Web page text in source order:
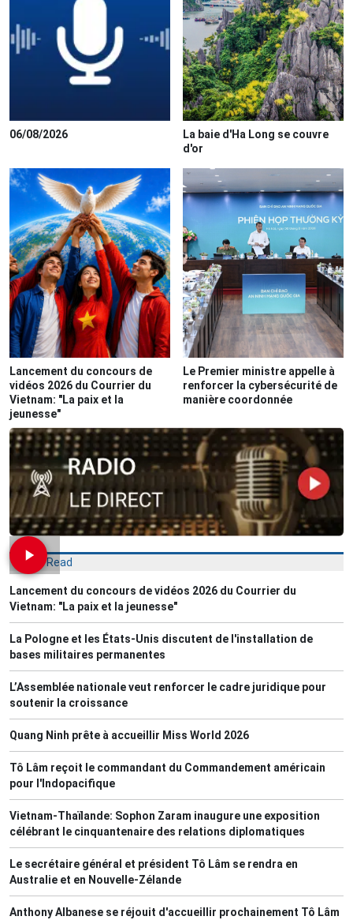
06/08/2026
La baie d'Ha Long se couvre
d'or
Lancement du concours de
vidéos 2026 du Courrier du
Vietnam: "La paix et la
jeunesse"
Le Premier ministre appelle à
renforcer la cybersécurité de
manière coordonnée
Most Read
Lancement du concours de vidéos 2026 du Courrier du
Vietnam: "La paix et la jeunesse"
La Pologne et les États-Unis discutent de l'installation de
bases militaires permanentes
L’Assemblée nationale veut renforcer le cadre juridique pour
soutenir la croissance
Quang Ninh prête à accueillir Miss World 2026
Tô Lâm reçoit le commandant du Commandement américain
pour l'Indopacifique
Vietnam-Thaïlande: Sophon Zaram inaugure une exposition
célébrant le cinquantenaire des relations diplomatiques
Le secrétaire général et président Tô Lâm se rendra en
Australie et en Nouvelle-Zélande
Anthony Albanese se réjouit d'accueillir prochainement Tô Lâm